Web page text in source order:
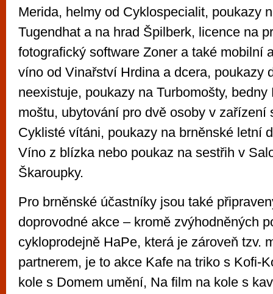
Merida, helmy od Cyklospecialit, poukazy
Tugendhat a na hrad Špilberk, licence na
fotografický software Zoner a také mobilní
víno od Vinařství Hrdina a dcera, poukazy
neexistuje, poukazy na Turbomošty,
moštu, ubytování pro dvě osoby v zařízení
Cyklisté vítáni, poukazy na brněnské letní
Víno z blízka nebo poukaz na sestřih v
Škaroupky.
Pro brněnské účastníky jsou také
doprovodné akce – kromě zvýhodněných
cykloprodejně HaPe, která je zároveň tzv.
partnerem, je to akce Kafe na triko s Kofi-
kole s Domem umění, Na film na kole s